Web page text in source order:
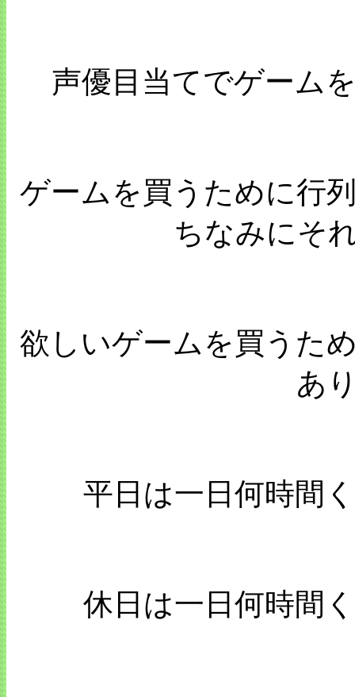
声優目当てでゲーム
ゲームを買うために行
ちなみにそ
欲しいゲームを買うた
あ
平日は一日何時間
休日は一日何時間